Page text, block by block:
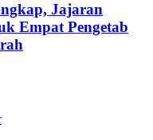
Jajaran
Empat Pengetab